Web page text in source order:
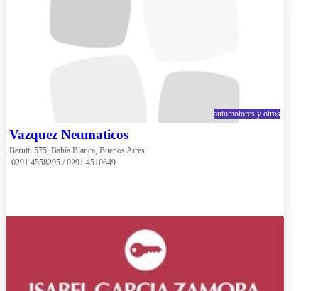
automotores y otros
Vazquez Neumaticos
Berutti 575, Bahía Blanca, Buenos Aires
0291 4558295 / 0291 4510649